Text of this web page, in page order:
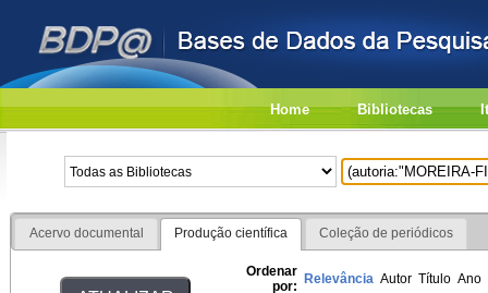
Home Bibliotecas
Acervo documental Produção científica Coleção de periódicos
Ordenar
por: Relevância Autor Título Ano